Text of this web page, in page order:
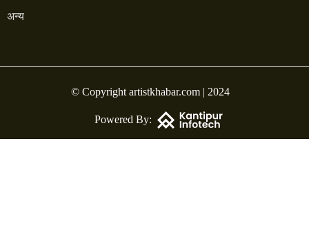
अन्य
© Copyright artistkhabar.com | 2024
Powered By: